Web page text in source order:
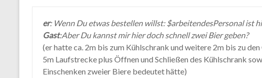
er: Wenn Du etwas bestellen willst: $arbeitendesPersonal ist
Gast:Aber Du kannst mir hier doch schnell zwei Bier geben?
(er hatte ca. 2m bis zum Kühlschrank und weitere 2m bis zu
5m Laufstrecke plus Öffnen und Schließen des Kühlschrank
Einschenken zweier Biere bedeutet hätte)